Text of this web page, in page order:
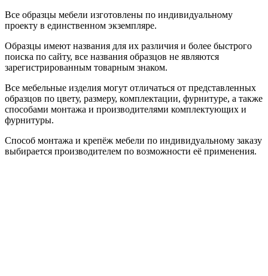
Все образцы мебели изготовлены по индивидуальному
проекту в единственном экземпляре.
Образцы имеют названия для их различия и более быстрого
поиска по сайту, все названия образцов не являются
зарегистрированным товарным знаком.
Все мебельные изделия могут отличаться от представленных
образцов по цвету, размеру, комплектации, фурнитуре, а также
способами монтажа и производителями комплектующих и
фурнитуры.
Способ монтажа и крепёж мебели по индивидуальному заказу
выбирается производителем по возможности её применения.